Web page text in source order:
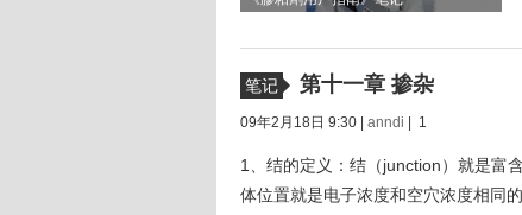
笔记 第十一章 掺杂
09年2月18日 9:30 | anndi | 1
1、结的定义：结（junction）就是富
体位置就是电子浓度和空穴浓度相同